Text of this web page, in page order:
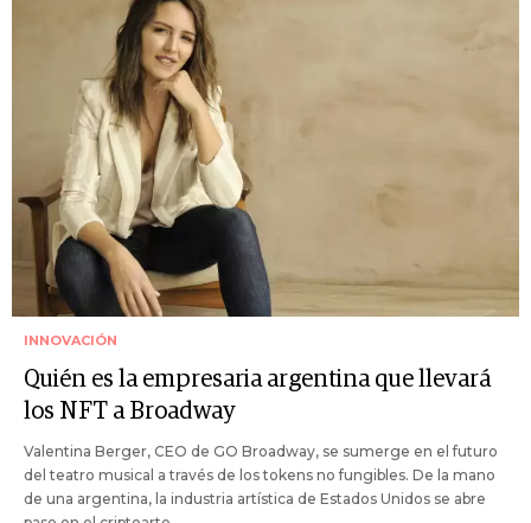
INNOVACIÓN
Quién es la empresaria argentina que llevará
los NFT a Broadway
Valentina Berger, CEO de GO Broadway, se sumerge en el futuro
del teatro musical a través de los tokens no fungibles. De la mano
de una argentina, la industria artística de Estados Unidos se abre